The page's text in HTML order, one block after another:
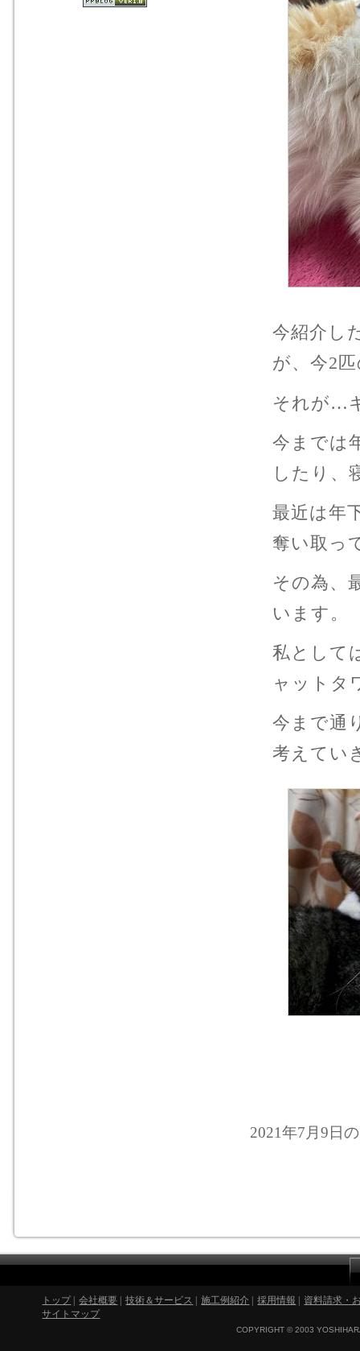
今紹介し
が、今2
それが…
今までは
したり、
最近は年
奪い取っ
その為、
います。
私として
ャットタ
今まで通
考えてい
2021年7月9日
トップ| 会社概要 | 技術＆サービス | 施工例紹介 | 採用情報 | 資料請求・
サイトマップ
COPYRIGHT © 2003